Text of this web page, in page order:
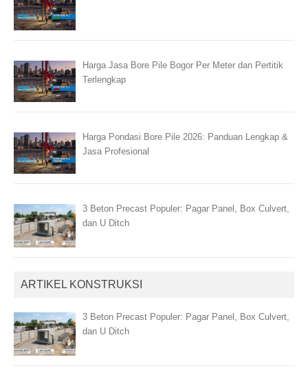
Harga Jasa Bore Pile Bogor Per Meter dan Pertitik
Terlengkap
Harga Pondasi Bore Pile 2026: Panduan Lengkap &
Jasa Profesional
3 Beton Precast Populer: Pagar Panel, Box Culvert,
dan U Ditch
ARTIKEL KONSTRUKSI
3 Beton Precast Populer: Pagar Panel, Box Culvert,
dan U Ditch